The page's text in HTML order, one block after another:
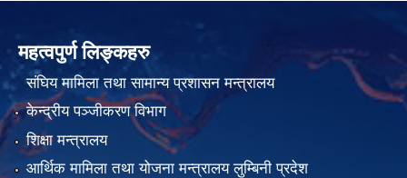
महत्वपुर्ण लिङ्कहरु
संघिय मामिला तथा सामान्य प्रशासन मन्त्रालय
केन्द्रीय पञ्जीकरण विभाग
शिक्षा मन्त्रालय
आर्थिक मामिला तथा योजना मन्त्रालय लुम्बिनी प्रदेश